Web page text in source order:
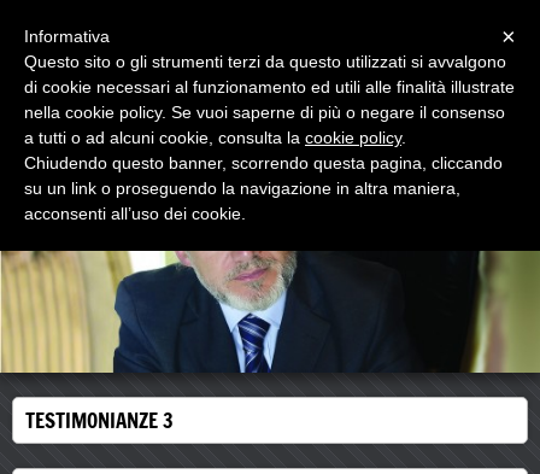
walter comello
psicologo psicoterapeuta
TESTIMONIANZE 3
×
Informativa
Questo sito o gli strumenti terzi da questo utilizzati si avvalgono
di cookie necessari al funzionamento ed utili alle finalità illustrate
nella cookie policy. Se vuoi saperne di più o negare il consenso
a tutti o ad alcuni cookie, consulta la cookie policy.
Chiudendo questo banner, scorrendo questa pagina, cliccando
su un link o proseguendo la navigazione in altra maniera,
acconsenti all’uso dei cookie.